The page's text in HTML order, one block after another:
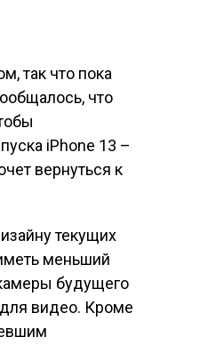
так что пока
что
iPhone 13 –
вернуться к
текущих
меньший
будущего
видео. Кроме